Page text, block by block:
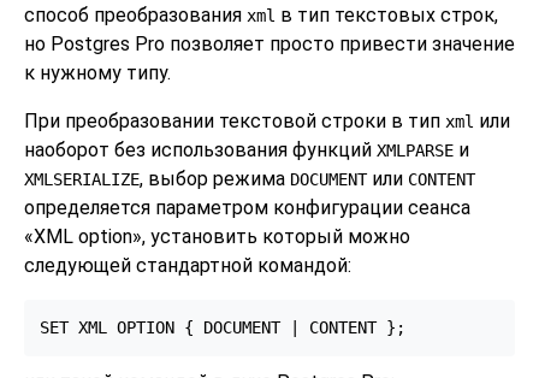
способ преобразования xml в тип текстовых строк,
но Postgres Pro позволяет просто привести значение
к нужному типу.
При преобразовании текстовой строки в тип xml или
наоборот без использования функций XMLPARSE и
XMLSERIALIZE, выбор режима DOCUMENTили CONTENT
определяется параметром конфигурации сеанса
«XML option», установить который можно
следующей стандартной командой: